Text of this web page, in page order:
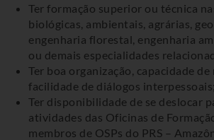
Ter formação superior ou técnica
biológicas, ambientais, agrárias,
engenharia florestal, engenharia
ou demais especialidades
Ter boa organização, capacidade
facilidade de diálogos interpessoais;
Ter disponibilidade de se deslocar
atividades das Oficinas de
membros de OSPs do PRS –